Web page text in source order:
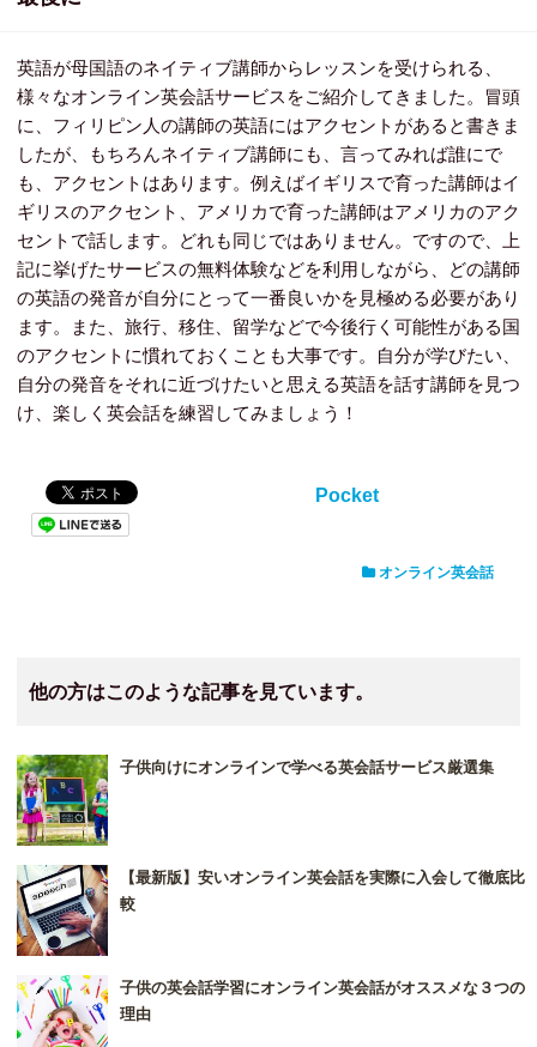
英語が母国語のネイティブ講師からレッスンを受けられる、
様々なオンライン英会話サービスをご紹介してきました。冒頭
に、フィリピン人の講師の英語にはアクセントがあると書きま
したが、もちろんネイティブ講師にも、言ってみれば誰にで
も、アクセントはあります。例えばイギリスで育った講師はイ
ギリスのアクセント、アメリカで育った講師はアメリカのアク
セントで話します。どれも同じではありません。ですので、上
記に挙げたサービスの無料体験などを利用しながら、どの講師
の英語の発音が自分にとって一番良いかを見極める必要があり
ます。また、旅行、移住、留学などで今後行く可能性がある国
のアクセントに慣れておくことも大事です。自分が学びたい、
自分の発音をそれに近づけたいと思える英語を話す講師を見つ
け、楽しく英会話を練習してみましょう！
Pocket
オンライン英会話
他の方はこのような記事を見ています。
子供向けにオンラインで学べる英会話サービス厳選集
【最新版】安いオンライン英会話を実際に入会して徹底比
較
子供の英会話学習にオンライン英会話がオススメな３つの
理由